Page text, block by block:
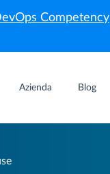
Competency
Azienda Blog